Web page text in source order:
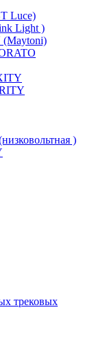
Luce)
Light )
(Maytoni)
)
трековых